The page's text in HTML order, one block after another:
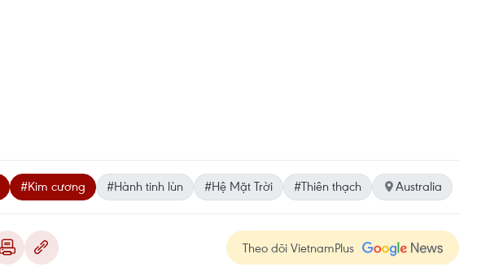
#Kim cương #Hành tinh lùn #Hệ Mặt Trời #Thiên thạch Australia
Theo dõi VietnamPlus